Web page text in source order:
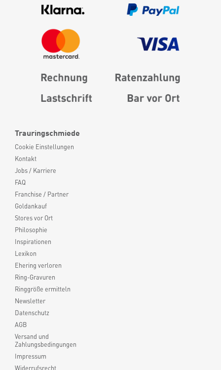
Trauringschmiede
Cookie Einstellungen
Kontakt
Jobs / Karriere
FAQ
Franchise / Partner
Goldankauf
Stores vor Ort
Philosophie
Inspirationen
Lexikon
Ehering verloren
Ring-Gravuren
Ringgröße ermitteln
Newsletter
Datenschutz
AGB
Versand und
Zahlungsbedingungen
Impressum
Widerrufsrecht